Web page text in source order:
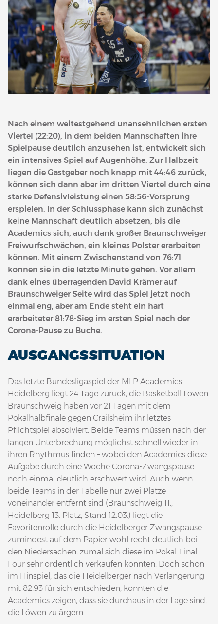
Nach einem weitestgehend unansehnlichen ersten
Viertel (22:20), in dem beiden Mannschaften ihre
Spielpause deutlich anzusehen ist, entwickelt sich
ein intensives Spiel auf Augenhöhe. Zur Halbzeit
liegen die Gastgeber noch knapp mit 44:46 zurück,
können sich dann aber im dritten Viertel durch eine
starke Defensivleistung einen 58:56-Vorsprung
erspielen. In der Schlussphase kann sich zunächst
keine Mannschaft deutlich absetzen, bis die
Academics sich, auch dank großer Braunschweiger
Freiwurfschwächen, ein kleines Polster erarbeiten
können. Mit einem Zwischenstand von 76:71
können sie in die letzte Minute gehen. Vor allem
dank eines überragenden David Krämer auf
Braunschweiger Seite wird das Spiel jetzt noch
einmal eng, aber am Ende steht ein hart
erarbeiteter 81:78-Sieg im ersten Spiel nach der
Corona-Pause zu Buche.
AUSGANGSSITUATION
Das letzte Bundesligaspiel der MLP Academics
Heidelberg liegt 24 Tage zurück, die Basketball Löwen
Braunschweig haben vor 21 Tagen mit dem
Pokalhalbfinale gegen Crailsheim ihr letztes
Pflichtspiel absolviert. Beide Teams müssen nach der
langen Unterbrechung möglichst schnell wieder in
ihren Rhythmus finden – wobei den Academics diese
Aufgabe durch eine Woche Corona-Zwangspause
noch einmal deutlich erschwert wird. Auch wenn
beide Teams in der Tabelle nur zwei Plätze
voneinander entfernt sind (Braunschweig 11.,
Heidelberg 13. Platz, Stand 12.03.) liegt die
Favoritenrolle durch die Heidelberger Zwangspause
zumindest auf dem Papier wohl recht deutlich bei
den Niedersachen, zumal sich diese im Pokal-Final
Four sehr ordentlich verkaufen konnten. Doch schon
im Hinspiel, das die Heidelberger nach Verlängerung
mit 82:93 für sich entschieden, konnten die
Academics zeigen, dass sie durchaus in der Lage sind,
die Löwen zu ärgern.